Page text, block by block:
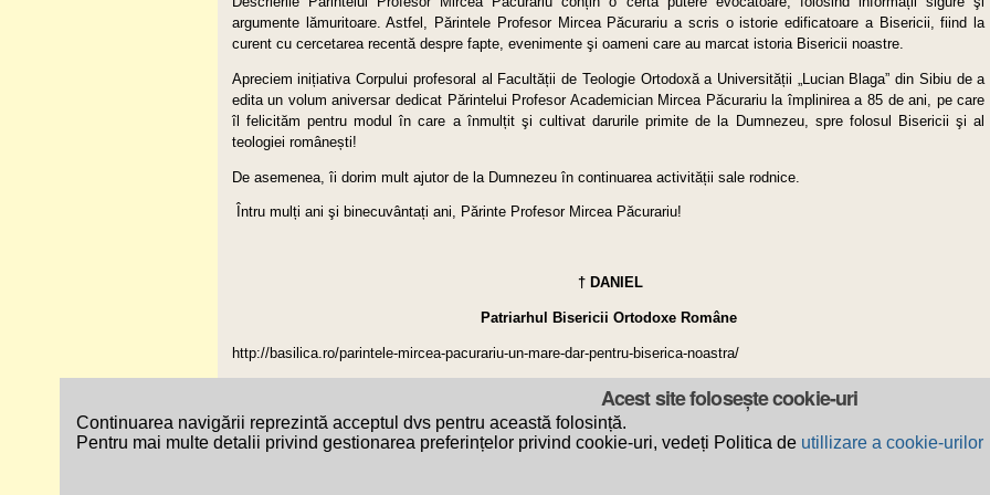
argumente lămuritoare. Astfel, Părintele Profesor Mircea Păcurariu a scris o istorie edificatoare a Bisericii, fiind la
curent cu cercetarea recentă despre fapte, evenimente şi oameni care au marcat istoria Bisericii noastre.
Apreciem inițiativa Corpului profesoral al Facultății de Teologie Ortodoxă a Universității „Lucian Blaga” din Sibiu de a
edita un volum aniversar dedicat Părintelui Profesor Academician Mircea Păcurariu la împlinirea a 85 de ani, pe care
îl felicităm pentru modul în care a înmulțit şi cultivat darurile primite de la Dumnezeu, spre folosul Bisericii şi al
teologiei românești!
De asemenea, îi dorim mult ajutor de la Dumnezeu în continuarea activității sale rodnice.
Întru mulți ani şi binecuvântați ani, Părinte Profesor Mircea Păcurariu!
† DANIEL
Patriarhul Bisericii Ortodoxe Române
http://basilica.ro/parintele-mircea-pacurariu-un-mare-dar-pentru-biserica-noastra/
Harta site-ului Accesibilitate Contact Privacy
© Copyright 2026 - Site Oficial al Episcopiei Ortodoxe Române a Oradiei
Acest site folosește cookie-uri
Continuarea navigării reprezintă acceptul dvs pentru această folosință.
Pentru mai multe detalii privind gestionarea preferințelor privind cookie-uri, vedeți Politica de utillizare a cookie-urilor